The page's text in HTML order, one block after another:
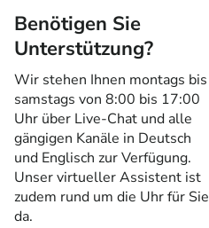
Benötigen Sie
Unterstützung?
Wir stehen Ihnen montags bis
samstags von 8:00 bis 17:00
Uhr über Live-Chat und alle
gängigen Kanäle in Deutsch
und Englisch zur Verfügung.
Unser virtueller Assistent ist
zudem rund um die Uhr für Sie
da.